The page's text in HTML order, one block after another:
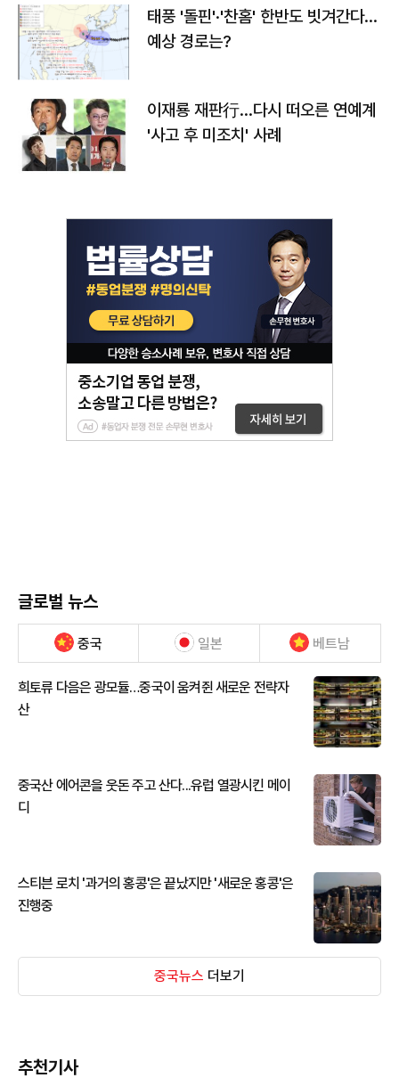
태풍 '돌핀'·'찬홈' 한반도 빗겨간다…
예상 경로는?
이재룡 재판行…다시 떠오른 연예계
'사고 후 미조치' 사례
글로벌 뉴스
중국 일본 베트남
희토류 다음은 광모듈…중국이 움켜쥔 새로운 전략자
산
중국산 에어콘을 웃돈 주고 산다...유럽 열광시킨 메이
디
스티븐 로치 '과거의 홍콩'은 끝났지만 '새로운 홍콩'은
진행중
중국뉴스 더보기
추천기사